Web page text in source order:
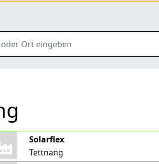
eingeben
Solarflex
Tettnang